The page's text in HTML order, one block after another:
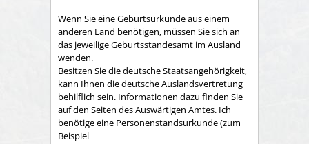
Wenn Sie eine Geburtsurkunde aus einem
anderen Land benötigen, müssen Sie sich an
das jeweilige Geburtsstandesamt im Ausland
wenden.
Besitzen Sie die deutsche Staatsangehörigkeit,
kann Ihnen die deutsche Auslandsvertretung
behilflich sein. Informationen dazu finden Sie
auf den Seiten des Auswärtigen Amtes. Ich
benötige eine Personenstandsurkunde (zum
Beispiel